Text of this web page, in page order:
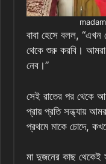
বাবা হেসে বলল,
থেকে শুরু করবি।
নেব।”
সেই রাতের পর থেকে
প্রায় প্রতি সন্ধ্যায়
প্রথমে মাকে চোদে,
মা দুজনের কাছ থেকেই